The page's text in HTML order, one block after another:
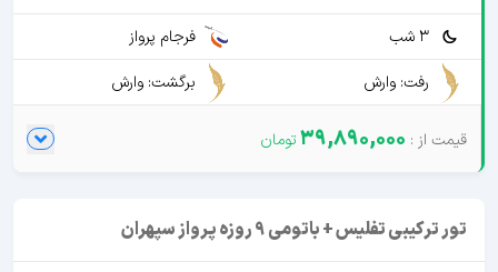
3 شب
فرجام پرواز
رفت: وارش
برگشت: وارش
39,890,000
تور ترکیبی تفلیس + باتومی 9 روزه پرواز سپهران